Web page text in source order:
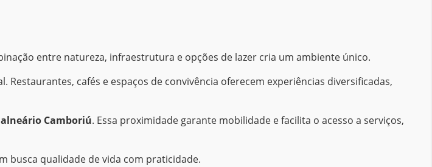
entre natureza, infraestrutura e opções de lazer cria um ambiente único.
cafés e espaços de convivência oferecem experiências diversificadas,
Camboriú. Essa proximidade garante mobilidade e facilita o acesso a serviços,
busca qualidade de vida com praticidade.